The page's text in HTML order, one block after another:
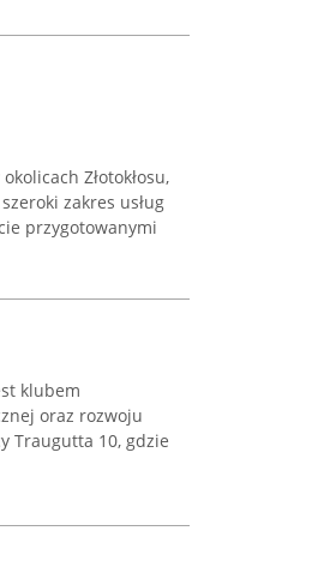
Złotokłosu,
zakres usług
przygotowanymi
klubem
oraz rozwoju
Traugutta 10, gdzie